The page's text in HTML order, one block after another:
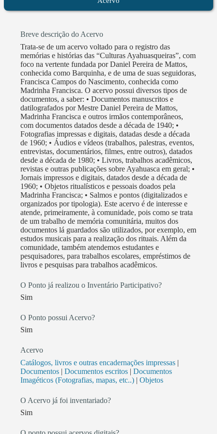
comunidades ayahuasqueiras de Rio Branco têm
realizado diversas ações de preservação e registro da
de seus acervos em memoriais comunitários. O
Centro desenvolve como atividade principal o
atendimento as pessoas da comunidade local, do
estado, do país e até do exterior, nas chamadas Obras
de Caridade, todos às quintas-feiras e sábados, com
estimativa de 200 atendimentos/mês. Realiza também
as Romarias, no total de 05 (cinco) a cada ano:
Romaria de São Sebastião; Romaria de São José;
Romaria de Nossa Senhora; Romaria de Nossa
Senhora da Glória e Romaria de São Francisco. Além
das atividades citadas, são realizados ainda vários
outros compromissos espirituais, seguindo um
calendário ritualístico pré-definido. Além disso, a
comunidade possui forte atuação na vertente cultural
e de preservação do Patrimônio Histórico, realizando
e participando de diversas atividades. Participamos de
diversos eventos de formação (seminários,
conferências e fóruns) de cultura: • Em 2010, através
de diversos membros do Centro, participamos da
organização e realização do “Seminário das
Comunidades Ayahuasqueiras: construindo políticas
públicas para o Acre”, que contou com o apoio da
FGB e da Fundação Elias Mansour; (cópia folder) •
Grupo Multidisciplinar de Trabalho; (cópia folder) •
Em 2012, participou do I Fórum Setorial das Culturas
ativamente, através de sua representante, Flávia
Burlamaqui, da II Conferência Internacional da
Ayahuasca, desde as discussões iniciais sobre a
participação da Câmara na Conferência, a convite do
ICCERS, até a construção das três mesas que a
Câmara Temática apresentou na Conferência. A
Breve descrição do Acervo
Trata-se de um acervo voltado para o registro das
memórias e histórias das “Culturas Ayahuasqueiras”, com
foco na vertente fundada por Daniel Pereira de Mattos,
conhecida como Barquinha, e de uma de suas seguidoras,
Francisca Campos do Nascimento, conhecida como
Madrinha Francisca. O acervo possui diversos tipos de
documentos, a saber: • Documentos manuscritos e
datilografados por Mestre Daniel Pereira de Mattos,
Madrinha Francisca e outros irmãos contemporâneos,
com documentos datados desde a década de 1940; •
Fotografias impressas e digitais, datadas desde a década
de 1960; • Áudios e vídeos (trabalhos, palestras, eventos,
entrevistas, documentários, filmes, entre outros), datados
desde a década de 1980; • Livros, trabalhos acadêmicos,
revistas e outras publicações sobre Ayahuasca em geral; •
Jornais impressos e digitais, datados desde a década de
1960; • Objetos ritualísticos e pessoais doados pela
Madrinha Francisca; • Salmos e pontos (digitalizados e
organizados por tipologia). Este acervo é de interesse e
atende, primeiramente, à comunidade, pois como se trata
de um trabalho de memória comunitária, muitos dos
documentos lá guardados são utilizados, por exemplo, em
estudos musicais para a realização dos rituais. Além da
comunidade, também atendemos estudantes e
pesquisadores, para trabalhos escolares, empréstimos de
livros e pesquisas para trabalhos acadêmicos.
O Ponto já realizou o Inventário Participativo?
Sim
O Ponto possui Acervo?
Sim
Acervo
Catálogos, livros e outras encadernações impressas |
Documentos | Documentos escritos | Documentos
Imagéticos (Fotografias, mapas, etc..) | Objetos
O Acervo já foi inventariado?
Sim